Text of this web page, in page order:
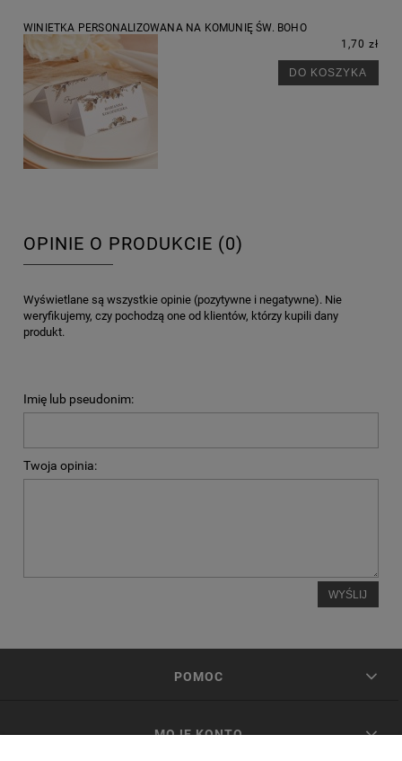
WINIETKA PERSONALIZOWANA NA KOMUNIĘ ŚW. BOHO
1,70 zł
DO KOSZYKA
OPINIE O PRODUKCIE (0)
Wyświetlane są wszystkie opinie (pozytywne i negatywne). Nie
weryfikujemy, czy pochodzą one od klientów, którzy kupili dany
produkt.
Imię lub pseudonim:
Twoja opinia:
WYŚLIJ
POMOC
MOJE KONTO